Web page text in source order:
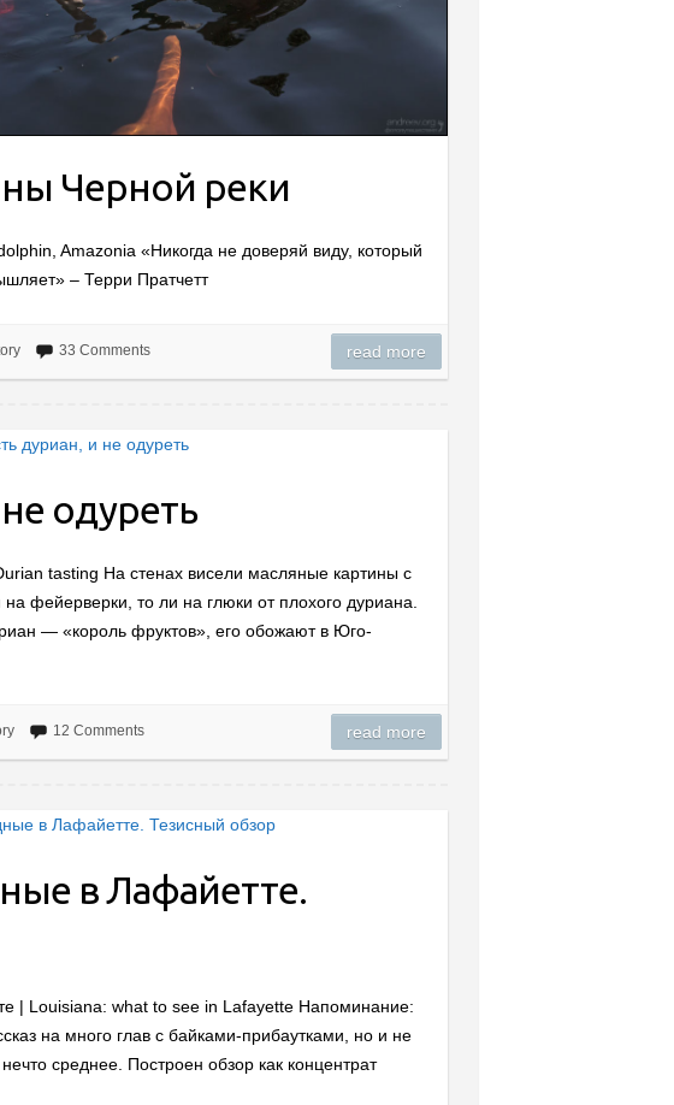
Черной реки
Amazonia «Никогда не доверяй виду, который
– Терри Пратчетт
33 Comments read more
одуреть
tasting На стенах висели масляные картины с
фейерверки, то ли на глюки от плохого дуриана.
— «король фруктов», его обожают в Юго-
12 Comments read more
в Лафайетте.
| Louisiana: what to see in Lafayette Напоминание:
на много глав с байками-прибаутками, но и не
среднее. Построен обзор как концентрат